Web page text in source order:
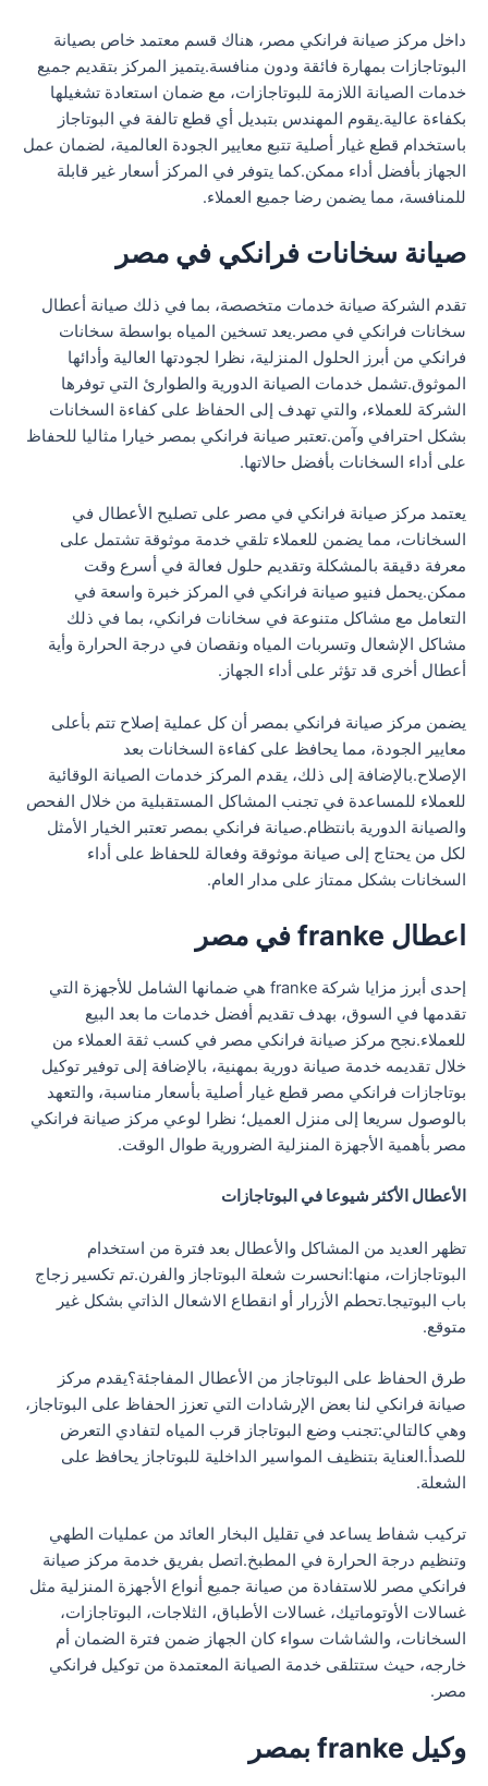
داخل مركز صيانة فرانكي مصر، هناك قسم معتمد خاص بصيانة
البوتاجازات بمهارة فائقة ودون منافسة.يتميز المركز بتقديم جميع
خدمات الصيانة اللازمة للبوتاجازات، مع ضمان استعادة تشغيلها
بكفاءة عالية.يقوم المهندس بتبديل أي قطع تالفة في البوتاجاز
باستخدام قطع غيار أصلية تتبع معايير الجودة العالمية، لضمان عمل
الجهاز بأفضل أداء ممكن.كما يتوفر في المركز أسعار غير قابلة
للمنافسة، مما يضمن رضا جميع العملاء.
صيانة سخانات فرانكي في مصر
تقدم الشركة صيانة خدمات متخصصة، بما في ذلك صيانة أعطال
سخانات فرانكي في مصر.يعد تسخين المياه بواسطة سخانات
فرانكي من أبرز الحلول المنزلية، نظرا لجودتها العالية وأدائها
الموثوق.تشمل خدمات الصيانة الدورية والطوارئ التي توفرها
الشركة للعملاء، والتي تهدف إلى الحفاظ على كفاءة السخانات
بشكل احترافي وآمن.تعتبر صيانة فرانكي بمصر خيارا مثاليا للحفاظ
على أداء السخانات بأفضل حالاتها.
يعتمد مركز صيانة فرانكي في مصر على تصليح الأعطال في
السخانات، مما يضمن للعملاء تلقي خدمة موثوقة تشتمل على
معرفة دقيقة بالمشكلة وتقديم حلول فعالة في أسرع وقت
ممكن.يحمل فنيو صيانة فرانكي في المركز خبرة واسعة في
التعامل مع مشاكل متنوعة في سخانات فرانكي، بما في ذلك
مشاكل الإشعال وتسربات المياه ونقصان في درجة الحرارة وأية
أعطال أخرى قد تؤثر على أداء الجهاز.
يضمن مركز صيانة فرانكي بمصر أن كل عملية إصلاح تتم بأعلى
معايير الجودة، مما يحافظ على كفاءة السخانات بعد
الإصلاح.بالإضافة إلى ذلك، يقدم المركز خدمات الصيانة الوقائية
للعملاء للمساعدة في تجنب المشاكل المستقبلية من خلال الفحص
والصيانة الدورية بانتظام.صيانة فرانكي بمصر تعتبر الخيار الأمثل
لكل من يحتاج إلى صيانة موثوقة وفعالة للحفاظ على أداء
السخانات بشكل ممتاز على مدار العام.
اعطال franke في مصر
إحدى أبرز مزايا شركة franke هي ضمانها الشامل للأجهزة التي
تقدمها في السوق، بهدف تقديم أفضل خدمات ما بعد البيع
للعملاء.نجح مركز صيانة فرانكي مصر في كسب ثقة العملاء من
خلال تقديمه خدمة صيانة دورية بمهنية، بالإضافة إلى توفير توكيل
بوتاجازات فرانكي مصر قطع غيار أصلية بأسعار مناسبة، والتعهد
بالوصول سريعا إلى منزل العميل؛ نظرا لوعي مركز صيانة فرانكي
مصر بأهمية الأجهزة المنزلية الضرورية طوال الوقت.
الأعطال الأكثر شيوعا في البوتاجازات
تظهر العديد من المشاكل والأعطال بعد فترة من استخدام
البوتاجازات، منها:انحسرت شعلة البوتاجاز والفرن.تم تكسير زجاج
باب البوتيجا.تحطم الأزرار أو انقطاع الاشعال الذاتي بشكل غير
متوقع.
طرق الحفاظ على البوتاجاز من الأعطال المفاجئة؟يقدم مركز
صيانة فرانكي لنا بعض الإرشادات التي تعزز الحفاظ على البوتاجاز،
وهي كالتالي:تجنب وضع البوتاجاز قرب المياه لتفادي التعرض
للصدأ.العناية بتنظيف المواسير الداخلية للبوتاجاز يحافظ على
الشعلة.
تركيب شفاط يساعد في تقليل البخار العائد من عمليات الطهي
وتنظيم درجة الحرارة في المطبخ.اتصل بفريق خدمة مركز صيانة
فرانكي مصر للاستفادة من صيانة جميع أنواع الأجهزة المنزلية مثل
غسالات الأوتوماتيك، غسالات الأطباق، الثلاجات، البوتاجازات،
السخانات، والشاشات سواء كان الجهاز ضمن فترة الضمان أم
خارجه، حيث ستتلقى خدمة الصيانة المعتمدة من توكيل فرانكي
مصر.
وكيل franke بمصر